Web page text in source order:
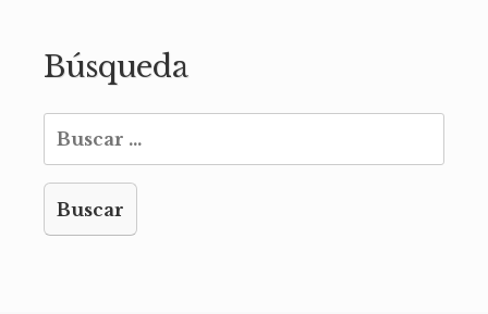
Búsqueda
Buscar: